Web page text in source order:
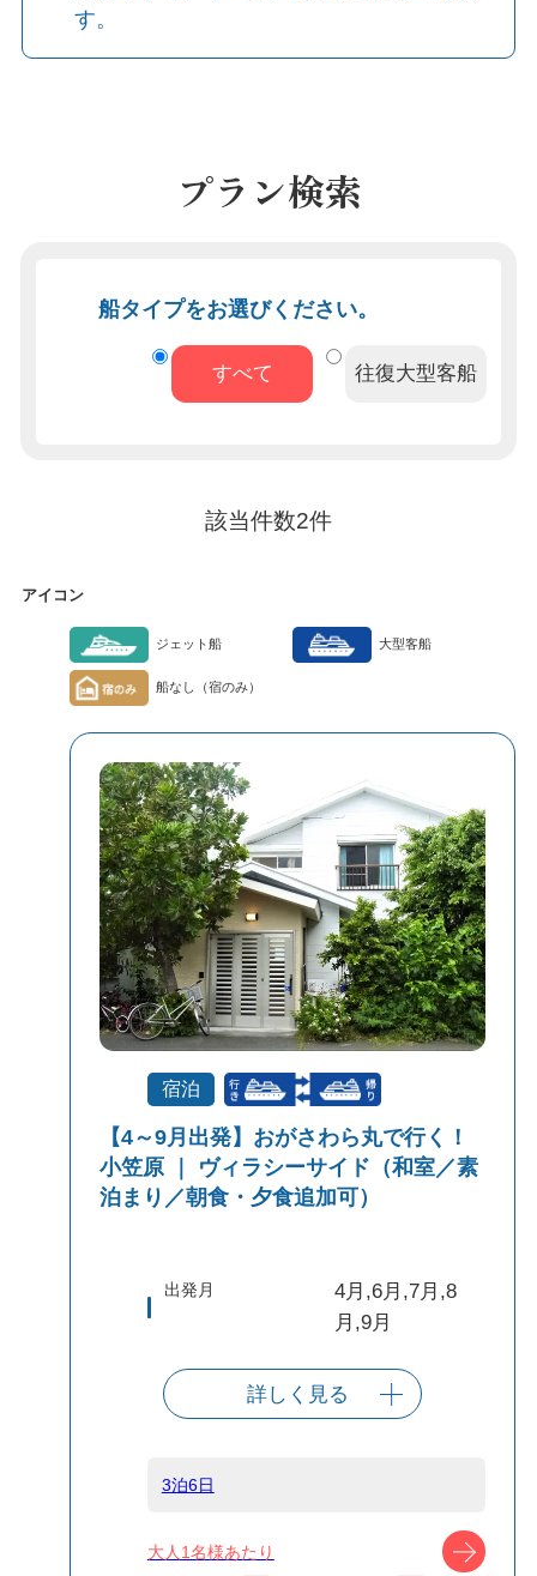
す。
プラン検索
船タイプをお選びください。
すべて 往復大型客船
該当件数2件
アイコン
ジェット船 大型客船
船なし（宿のみ）
宿泊
【4～9月出発】おがさわら丸で行く！
小笠原 ｜ ヴィラシーサイド（和室／素
泊まり／朝食・夕食追加可）
出発月
4月,6月,7月,8
月,9月
出発港
東京（竹芝客船
往復大型客船
詳しく見る
3泊6日
大人1名様あたり